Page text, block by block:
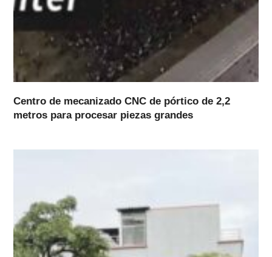
Centro de mecanizado CNC de pórtico de 2,2
metros para procesar piezas grandes